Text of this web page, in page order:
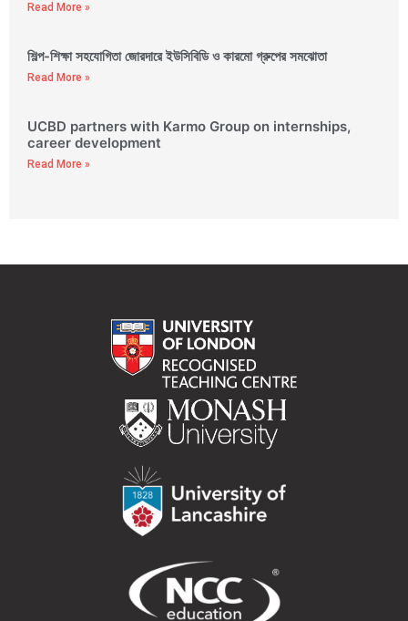
Read More »
শিল্প-শিক্ষা সহযোগিতা জোরদারে ইউসিবিডি ও কারমো গ্রুপের সমঝোতা
Read More »
UCBD partners with Karmo Group on internships,
career development
Read More »